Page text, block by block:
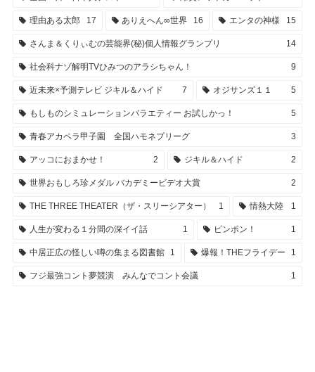
理由ある太郎 17 ありえへん∞世界 16 エンタの神様 15
さんま＆くりぃむの芸能界(秘)個人情報グランプリ 14
社会科ナゾ解明TVひみつのアラシちゃん！ 9
近未来×予測テレビ ジキル＆ハイド 7 オジサンズ１１ 5
もしものシミュレーションバラエティー お試しかっ！ 5
青春アカペラ甲子園 全国ハモネプリーグ 3
アッコにおまかせ！ 2 ジキル＆ハイド 2
世界おもしろ珍メダル バカデミービデオ大賞 2
THE THREE THEATER（ザ・スリーシアター） 1 情熱大陸 1
人生が変わる１分間の深イイ話 1 ピンポン！ 1
中居正広の怪しい噂の集まる図書館 1 爆報！THEフライデー 1
フジ最強コント夢競演 みんなでコント会議 1